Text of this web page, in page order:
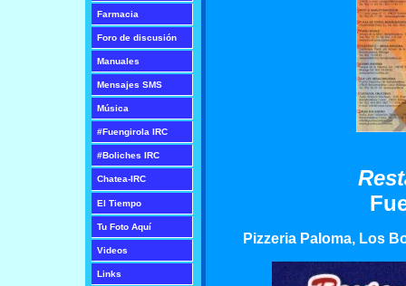
Farmacia
Foro de discusión
Manuales
Mensajes SMS
Música
#Fuengirola IRC
#Boliches IRC
Chatea-IRC
El Tiempo
Tu Foto Aquí
Videos
Links
Pizzeria Paloma, Los